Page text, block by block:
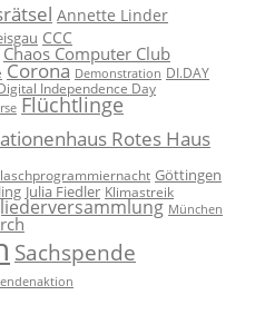
Annette Linder
CCC
Chaos Computer Club
Corona Demonstration DI.DAY
Independence Day
Flüchtlinge
Rotes Haus
Göttingen
Julia Fiedler Klimastreik
München
Sachspende